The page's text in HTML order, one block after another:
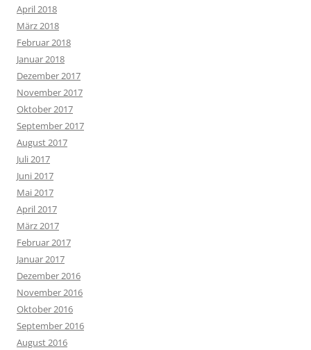
April 2018
März 2018
Februar 2018
Januar 2018
Dezember 2017
November 2017
Oktober 2017
September 2017
August 2017
Juli 2017
Juni 2017
Mai 2017
April 2017
März 2017
Februar 2017
Januar 2017
Dezember 2016
November 2016
Oktober 2016
September 2016
August 2016